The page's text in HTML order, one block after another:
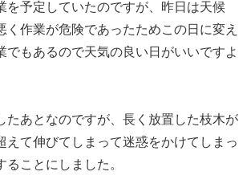
を予定していたのですが、昨日は天候
く作業が危険であったためこの日に変え
でもあるので天気の良い日がいいですよ
たあとなのですが、長く放置した枝木が
えて伸びてしまって迷惑をかけてしまっ
ることにしました。